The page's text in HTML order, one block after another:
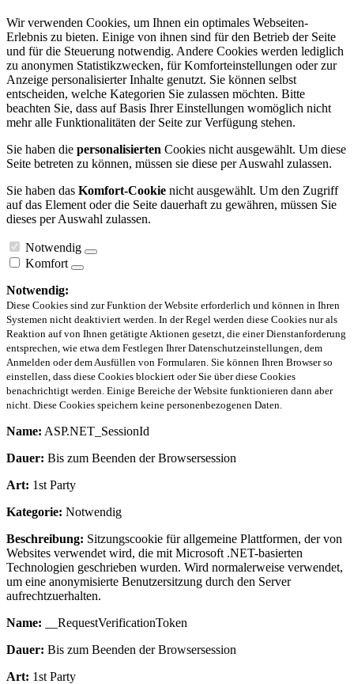
Wir verwenden Cookies, um Ihnen ein optimales Webseiten-
Erlebnis zu bieten. Einige von ihnen sind für den Betrieb der Seite
und für die Steuerung notwendig. Andere Cookies werden lediglich
zu anonymen Statistikzwecken, für Komforteinstellungen oder zur
Anzeige personalisierter Inhalte genutzt. Sie können selbst
entscheiden, welche Kategorien Sie zulassen möchten. Bitte
beachten Sie, dass auf Basis Ihrer Einstellungen womöglich nicht
mehr alle Funktionalitäten der Seite zur Verfügung stehen.
Sie haben die personalisierten Cookies nicht ausgewählt. Um diese
Seite betreten zu können, müssen sie diese per Auswahl zulassen.
Sie haben das Komfort-Cookie nicht ausgewählt. Um den Zugriff
auf das Element oder die Seite dauerhaft zu gewähren, müssen Sie
dieses per Auswahl zulassen.
Notwendig
Komfort
Notwendig:
Diese Cookies sind zur Funktion der Website erforderlich und können in Ihren
Systemen nicht deaktiviert werden. In der Regel werden diese Cookies nur als
Reaktion auf von Ihnen getätigte Aktionen gesetzt, die einer Dienstanforderung
entsprechen, wie etwa dem Festlegen Ihrer Datenschutzeinstellungen, dem
Anmelden oder dem Ausfüllen von Formularen. Sie können Ihren Browser so
einstellen, dass diese Cookies blockiert oder Sie über diese Cookies
benachrichtigt werden. Einige Bereiche der Website funktionieren dann aber
nicht. Diese Cookies speichern keine personenbezogenen Daten.
Name: ASP.NET_SessionId
Dauer: Bis zum Beenden der Browsersession
Art: 1st Party
Kategorie: Notwendig
Beschreibung: Sitzungscookie für allgemeine Plattformen, der von
Websites verwendet wird, die mit Microsoft .NET-basierten
Technologien geschrieben wurden. Wird normalerweise verwendet,
um eine anonymisierte Benutzersitzung durch den Server
aufrechtzuerhalten.
Name: __RequestVerificationToken
Dauer: Bis zum Beenden der Browsersession
Art: 1st Party